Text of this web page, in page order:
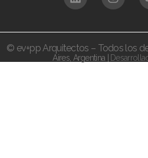
© ev+pp Arquitectos – Todos los
Aires, Argentina |